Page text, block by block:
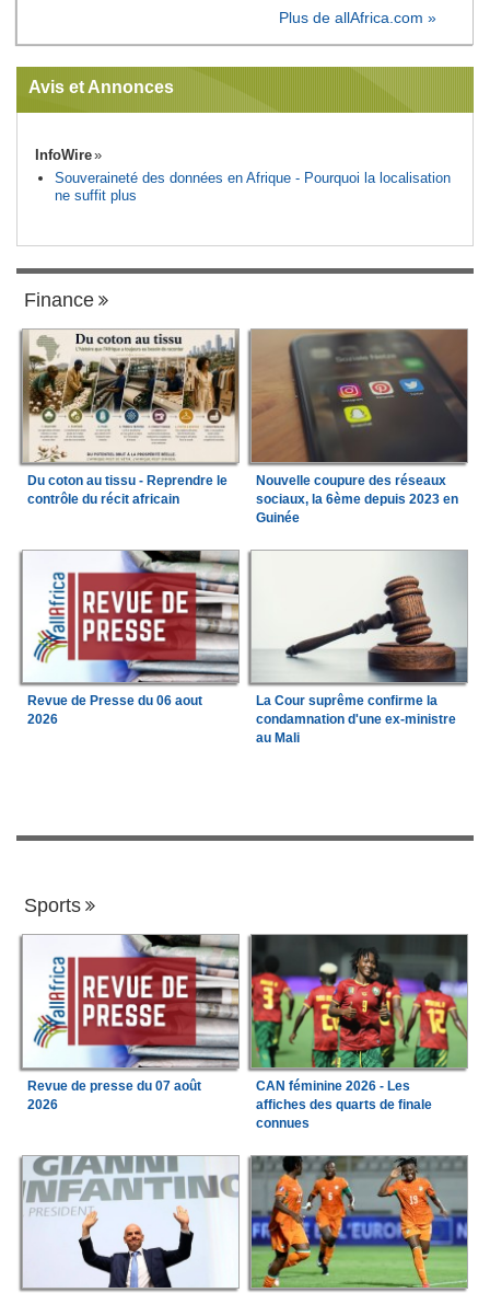
Plus de allAfrica.com »
Avis et Annonces
InfoWire
Souveraineté des données en Afrique - Pourquoi la localisation
ne suffit plus
Finance
Du coton au tissu - Reprendre le
contrôle du récit africain
Nouvelle coupure des réseaux
sociaux, la 6ème depuis 2023 en
Guinée
Revue de Presse du 06 aout
2026
La Cour suprême confirme la
condamnation d'une ex-ministre
au Mali
Sports
Revue de presse du 07 août
2026
CAN féminine 2026 - Les
affiches des quarts de finale
connues